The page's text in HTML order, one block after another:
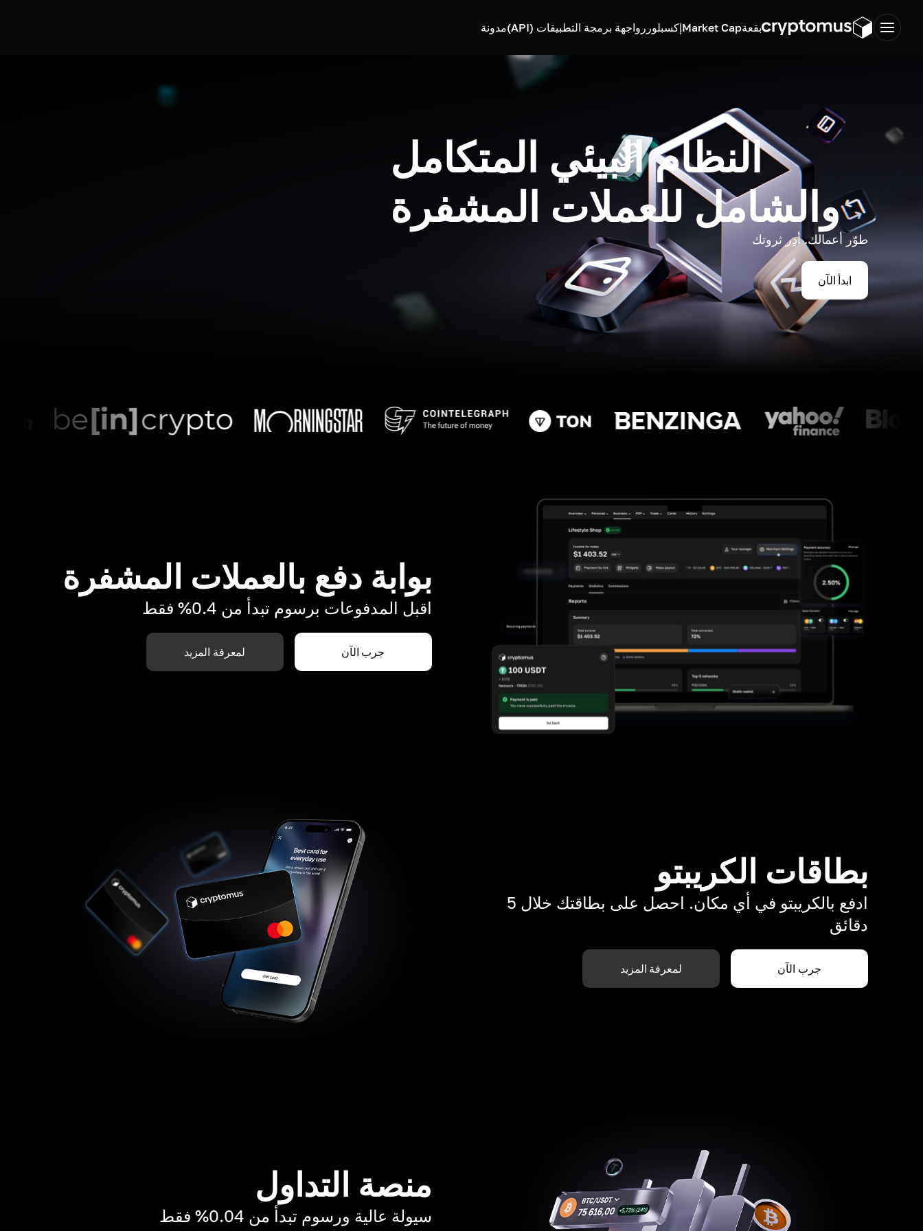
بقعةMarket Capإكسبلورر واجهة برمجة التطبيقات (API) مدونة
النظام البيئي المتكامل
والشامل للعملات المشفرة
طوّر أعمالك. أدِر ثروتك
ابدأ الآن
بوابة دفع بالعملات المشفرة
اقبل المدفوعات برسوم تبدأ من 0.4% فقط
جرب الآن لمعرفة المزيد
بطاقات الكريبتو
ادفع بالكريبتو في أي مكان. احصل على بطاقتك خلال 5
دقائق
جرب الآن لمعرفة المزيد
منصة التداول
سيولة عالية ورسوم تبدأ من 0.04% فقط